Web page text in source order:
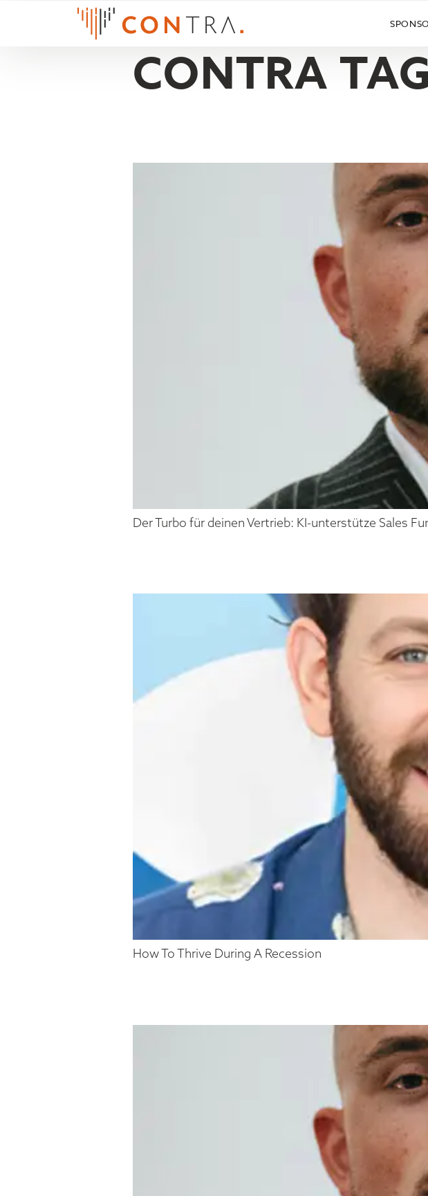
CONTRA
Der Turbo für deinen Vertrieb: KI-unterstütze Sales
How To Thrive During A Recession